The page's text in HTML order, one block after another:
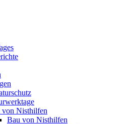
von Nisthilfen
Bau von Nisthilfen